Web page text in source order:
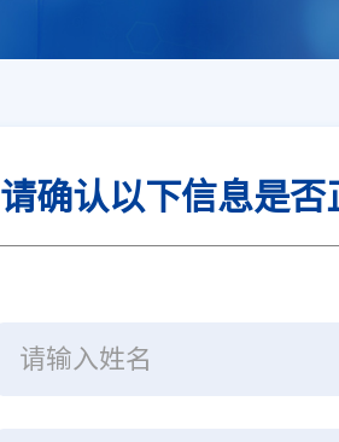
请确认以下信息是否